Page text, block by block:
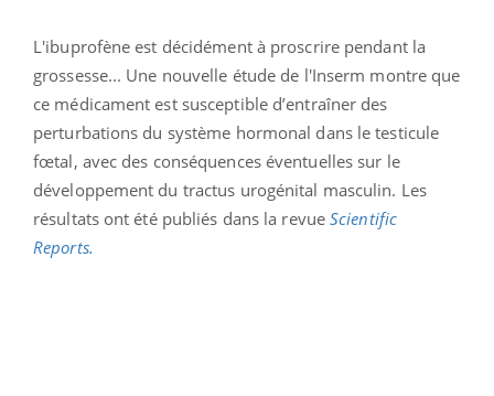
L'ibuprofène est décidément à proscrire pendant la
grossesse... Une nouvelle étude de l'Inserm montre que
ce médicament est susceptible d’entraîner des
perturbations du système hormonal dans le testicule
fœtal, avec des conséquences éventuelles sur le
développement du tractus urogénital masculin. Les
résultats ont été publiés dans la revueScientific
Reports.